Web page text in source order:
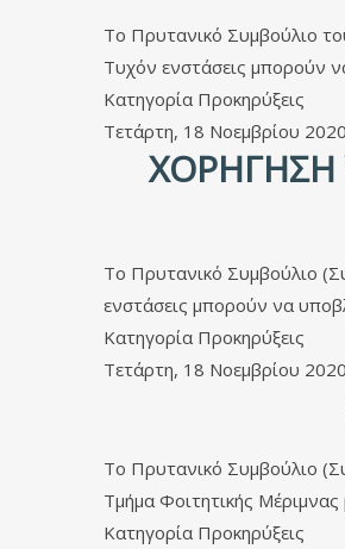
Το Πρυτανικό Συμβούλιο
Τυχόν ενστάσεις μπορούν
Κατηγορία Προκηρύξεις
Τετάρτη, 18 Νοεμβρίου
Το Πρυτανικό Συμβούλιο
ενστάσεις μπορούν να
Κατηγορία Προκηρύξεις
Τετάρτη, 18 Νοεμβρίου
Το Πρυτανικό Συμβούλιο
Τμήμα Φοιτητικής
Κατηγορία Προκηρύξεις